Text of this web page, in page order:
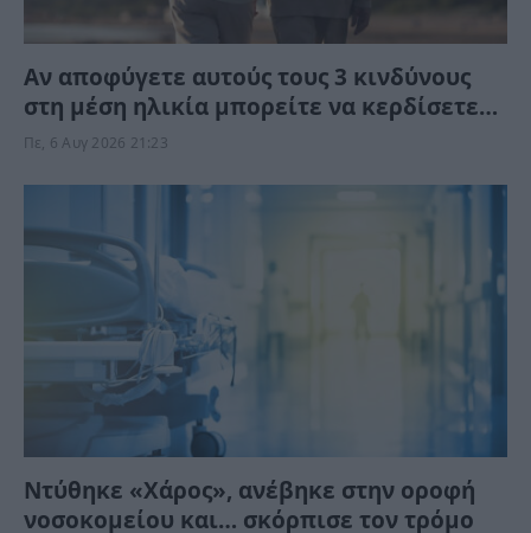
Αν αποφύγετε αυτούς τους 3 κινδύνους
στη μέση ηλικία μπορείτε να κερδίσετε
έως 13 χρόνια ζωής χωρίς άνοια
Πε, 6 Αυγ 2026 21:23
Ντύθηκε «Χάρος», ανέβηκε στην οροφή
νοσοκομείου και… σκόρπισε τον τρόμο